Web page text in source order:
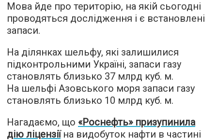
Мова йде про територію, на якій сьогодні
проводяться дослідження і є встановлені
запаси.
На ділянках шельфу, які залишилися
підконтрольними Україні, запаси газу
становлять близько 37 млрд куб. м.
На шельфі Азовського моря запаси газу
становлять близько 10 млрд куб. м.
Нагадаємо, що «Роснефть» призупинила
дію ліцензіїна видобуток нафти в частині